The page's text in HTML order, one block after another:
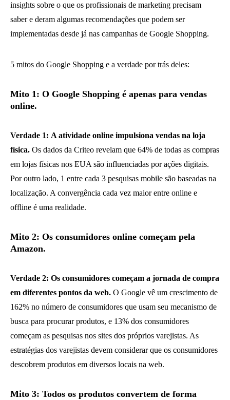
insights sobre o que os profissionais de marketing precisam
saber e deram algumas recomendações que podem ser
implementadas desde já nas campanhas de Google Shopping.
5 mitos do Google Shopping e a verdade por trás deles:
Mito 1: O Google Shopping é apenas para vendas
online.
Verdade 1: A atividade online impulsiona vendas na loja
física. Os dados da Criteo revelam que 64% de todas as compras
em lojas físicas nos EUA são influenciadas por ações digitais.
Por outro lado, 1 entre cada 3 pesquisas mobile são baseadas na
localização. A convergência cada vez maior entre online e
offline é uma realidade.
Mito 2: Os consumidores online começam pela
Amazon.
Verdade 2: Os consumidores começam a jornada de compra
em diferentes pontos da web. O Google vê um crescimento de
162% no número de consumidores que usam seu mecanismo de
busca para procurar produtos, e 13% dos consumidores
começam as pesquisas nos sites dos próprios varejistas. As
estratégias dos varejistas devem considerar que os consumidores
descobrem produtos em diversos locais na web.
Mito 3: Todos os produtos convertem de forma